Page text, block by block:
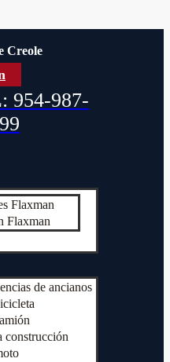
Creole
954-987-
Flaxman
Flaxman
de ancianos
construcción